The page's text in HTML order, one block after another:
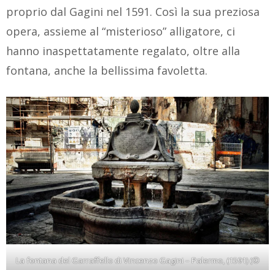
proprio dal Gagini nel 1591. Così la sua preziosa
opera, assieme al “misterioso” alligatore, ci
hanno inaspettatamente regalato, oltre alla
fontana, anche la bellissima favoletta.
La fontana del Garraffello di Vincenzo Gagini – Palermo, (1591) (©